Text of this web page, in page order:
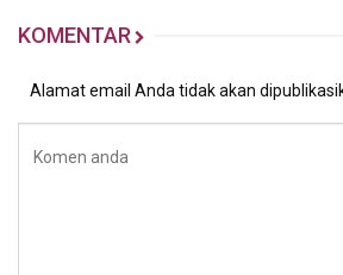
KOMENTAR
Alamat email Anda tidak akan